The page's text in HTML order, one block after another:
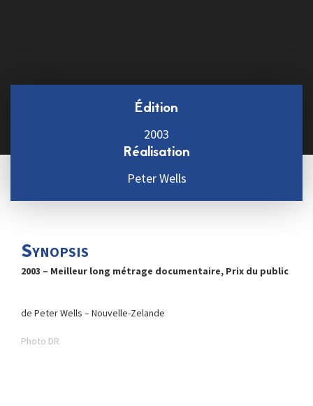
Édition
2003
Réalisation
Peter Wells
Synopsis
2003 – Meilleur long métrage documentaire, Prix du public
de Peter Wells – Nouvelle-Zelande
Photo DR